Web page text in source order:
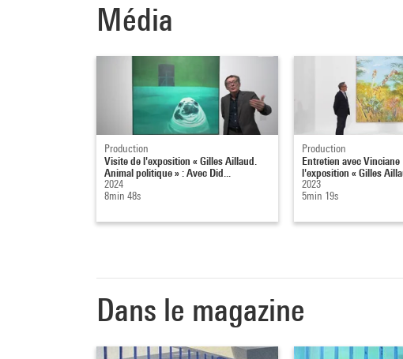
Média
Production
Visite de l'exposition « Gilles Aillaud.
Animal politique » : Avec Did...
2024
8min 48s
Production
Entretien avec Vinciane
l'exposition « Gilles
2023
5min 19s
Dans le magazine